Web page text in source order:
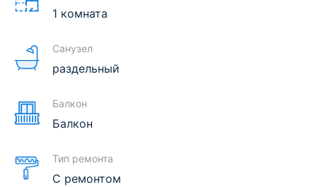
1 комната
Санузел
раздельный
Балкон
Балкон
Тип ремонта
С ремонтом